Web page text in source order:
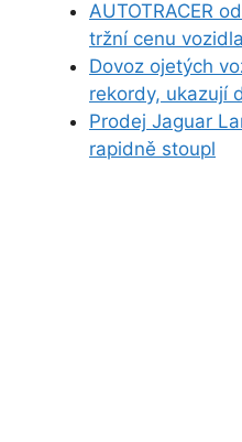
AUTOTRACER
tržní cenu vozidla
Dovoz ojetých
rekordy, ukazují
Prodej Jaguar
rapidně stoupl